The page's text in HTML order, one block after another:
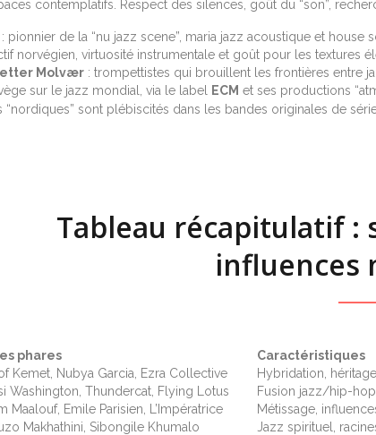
contemplatifs. Respect des silences, goût du “son”,
: pionnier de la “nu jazz scene”, maria jazz acoustique et house
norvégien, virtuosité instrumentale et goût pour les textures
Molvær : trompettistes qui brouillent les frontières entre
sur le jazz mondial, via le label
ECM et ses productions
“nordiques” sont plébiscités dans les bandes originales de
Tableau récapitulatif :
influences
phares Caractéristiques
Kemet, Nubya Garcia, Ezra Collective Hybridation,
Washington, Thundercat, Flying Lotus Fusion jazz/hip-
Maalouf, Emile Parisien, L’Impératrice Métissage,
Makhathini, Sibongile Khumalo Jazz spirituel,